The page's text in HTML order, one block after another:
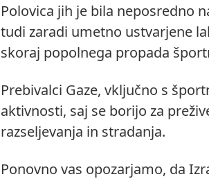
Polovica jih je bila neposredno
tudi zaradi umetno ustvarjene
skoraj popolnega propada
Prebivalci Gaze, vključno s
aktivnosti, saj se borijo za
razseljevanja in stradanja.
Ponovno vas opozarjamo, da